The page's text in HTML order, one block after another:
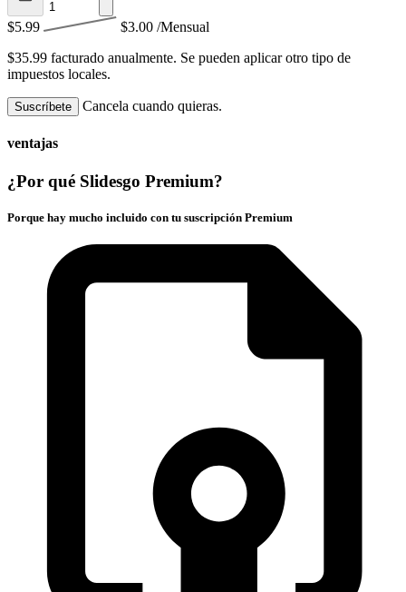
$5.99 $3.00 /Mensual
$35.99 facturado anualmente. Se pueden aplicar otro tipo de
impuestos locales.
Suscríbete Cancela cuando quieras.
ventajas
¿Por qué Slidesgo Premium?
Porque hay mucho incluido con tu suscripción Premium